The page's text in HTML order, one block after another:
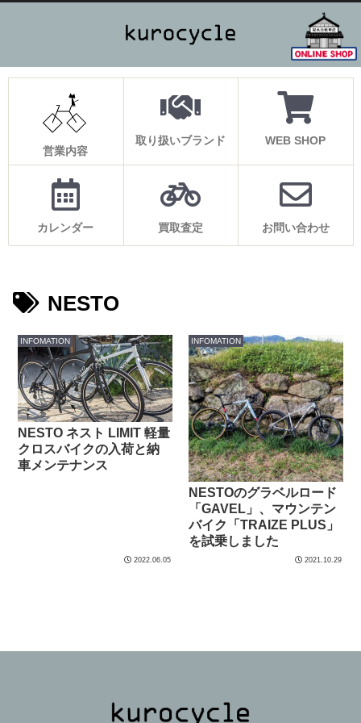
営業内容
取り扱いブランド WEB SHOP
カレンダー 買取査定 お問い合わせ
NESTO
INFOMATION
NESTO ネスト LIMIT 軽量
クロスバイクの入荷と納
車メンテナンス
2022.06.05
INFOMATION
NESTOのグラベルロード
「GAVEL」、マウンテン
バイク「TRAIZE PLUS」
を試乗しました
2021.10.29